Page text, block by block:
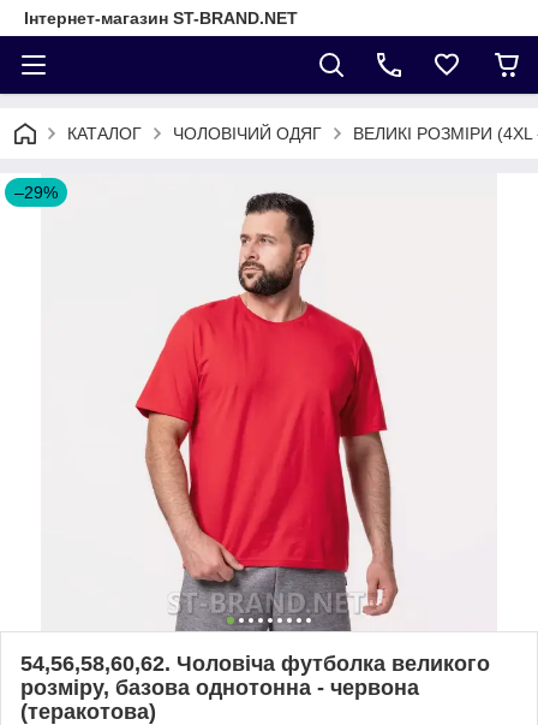
Інтернет-магазин ST-BRAND.NET
КАТАЛОГ ЧОЛОВІЧИЙ ОДЯГ ВЕЛИКІ РОЗМІРИ (4XL
–29%
54,56,58,60,62. Чоловіча футболка великого
розміру, базова однотонна - червона
(теракотова)